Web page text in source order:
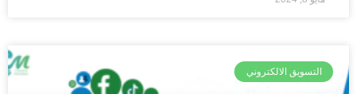
التسويق الالكتروني